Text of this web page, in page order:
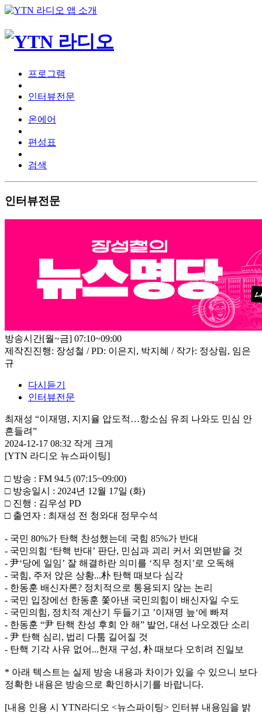
프로그램
인터뷰전문
온에어
편성표
검색
인터뷰전문
방송시간[월~금] 07:10~09:00
제작진진행: 장성철 / PD: 이은지, 박지혜 / 작가: 정상림, 임은
규
다시듣기
인터뷰전문
최재성 “이재명, 지지율 압도적…항소심 유죄 나와도 민심 안
흔들려”
2024-12-17 08:32 작게
크게
[YTN 라디오 뉴스파이팅]
□ 방송 : FM 94.5 (07:15~09:00)
□ 방송일시 : 2024년 12월 17일 (화)
□ 진행 : 김우성 PD
□ 출연자 : 최재성 전 청와대 정무수석
- 국민 80%가 탄핵 찬성했는데 국힘 85%가 반대
- 국민의힘 ‘탄핵 반대’ 판단, 민심과 괴리 커서 외면받을 것
- 尹‘당에 일임’ 잘 해결하란 의미를 ‘직무 정지’로 오독해
- 국힘, 주저 앉은 상황...朴 탄핵 때보다 심각
- 한동훈 배신자론? 정치적으로 통용되지 않는 논리
- 국민 입장에선 한동훈 쫓아낸 국민의힘이 배신자일 수도
- 국민의힘, 정치적 계산기 두들기고 ’이재명 늪‘에 빠져
- 한동훈 “尹 탄핵 찬성 후회 안 해” 발언, 대선 나오겠단 소리
- 尹 탄핵 심리, 법리 다툼 길어질 것
- 탄핵 기각 사유 없어...헌재 구성, 朴 때보다 오히려 진일보
* 아래 텍스트는 실제 방송 내용과 차이가 있을 수 있으니 보다
정확한 내용은 방송으로 확인하시기를 바랍니다.
[내용 인용 시 YTN라디오 <뉴스파이팅> 인터뷰 내용임을 밝